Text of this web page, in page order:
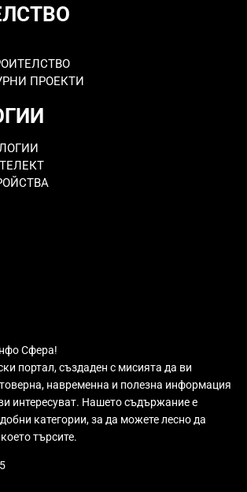
ПРОЕКТИ
Сфера!
портал, създаден с мисията да ви
навременна и полезна информация
интересуват. Нашето съдържание е
категории, за да можете лесно да
търсите.